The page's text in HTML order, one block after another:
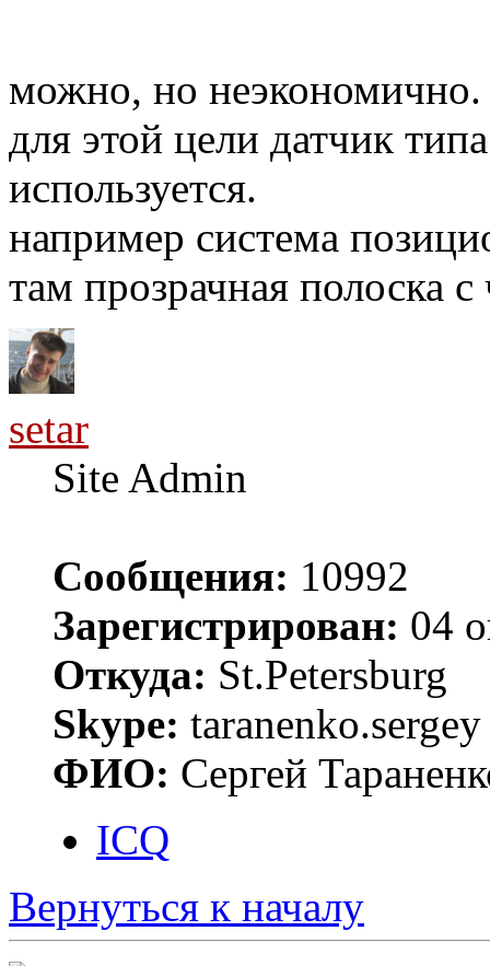
можно, но неэкономично.
для этой цели датчик
используется.
например система
там прозрачная полоска
setar
Site Admin
Сообщения: 10992
Зарегистрирован: 04
Откуда: St.Petersburg
Skype: taranenko.sergey
ФИО: Сергей
ICQ
Вернуться к началу